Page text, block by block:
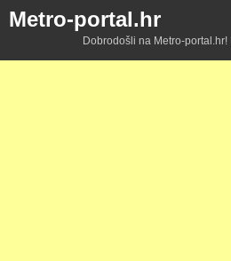
Metro-portal.hr
Dobrodošli na Metro-portal.hr!